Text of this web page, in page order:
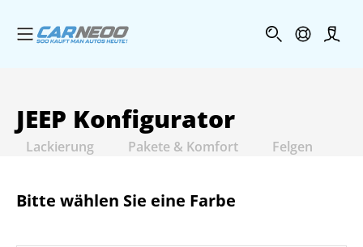
Menü öffnen
JEEP Konfigurator
Lackierung Pakete & Komfort Felgen
Bitte wählen Sie eine Farbe